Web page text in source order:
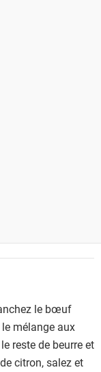
le bœuf
mélange aux
reste de beurre et
citron, salez et